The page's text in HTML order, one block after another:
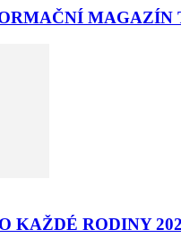
MAGAZÍN
KAŽDÉ RODINY